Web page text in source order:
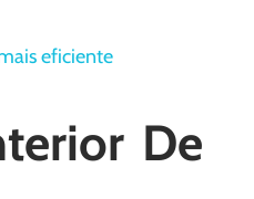
eficiente
De